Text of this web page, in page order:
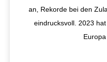
an, Rekorde bei den
eindrucksvoll. 2023